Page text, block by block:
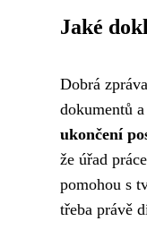
Jaké
Dobrá
dokumentů
ukončení
že úřad
pomohou s
třeba právě